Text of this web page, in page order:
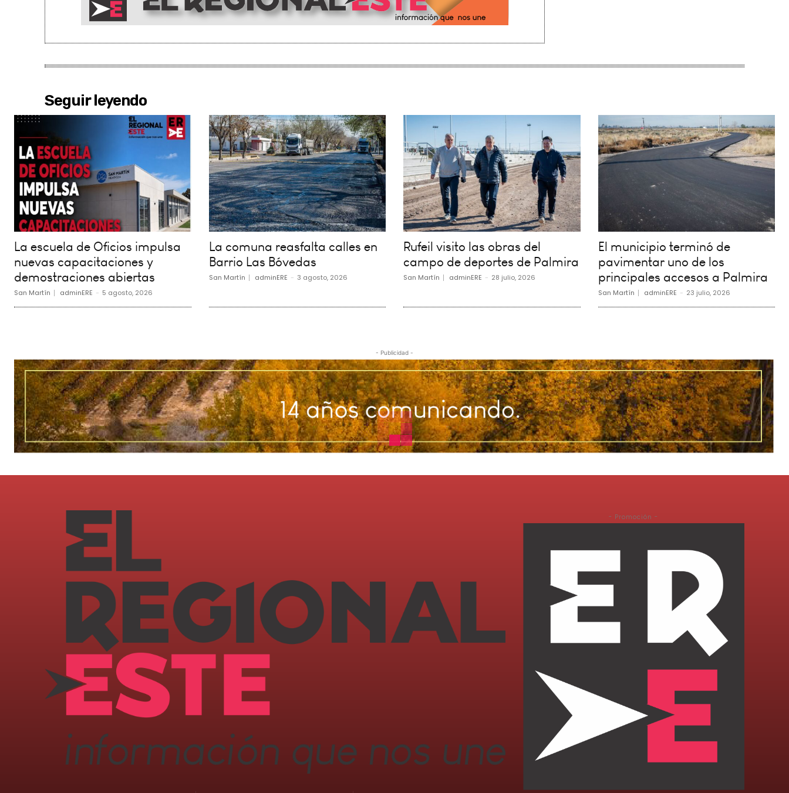
Seguir leyendo
La escuela de Oficios impulsa
nuevas capacitaciones y
demostraciones abiertas
San Martín adminERE - 5 agosto, 2026
La comuna reasfalta calles en
Barrio Las Bóvedas
San Martín adminERE - 3 agosto, 2026
Rufeil visito las obras del
campo de deportes de Palmira
San Martín adminERE - 28 julio, 2026
El municipio terminó de
pavimentar uno de los
principales accesos a Palmira
San Martín adminERE - 23 julio, 2026
- Publicidad -
- Promoción -